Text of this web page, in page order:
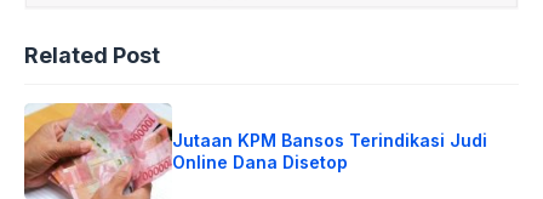
Related Post
Jutaan KPM Bansos Terindikasi Judi
Online Dana Disetop